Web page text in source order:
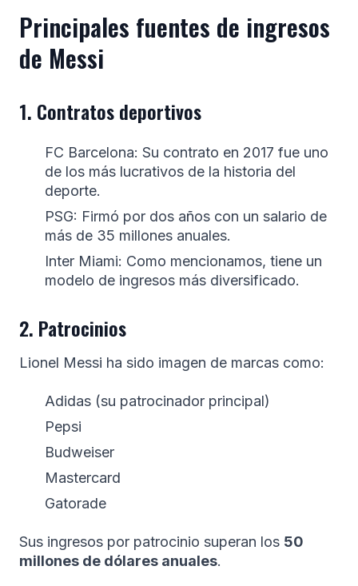
Principales fuentes de ingresos
de Messi
1. Contratos deportivos
FC Barcelona: Su contrato en 2017 fue uno
de los más lucrativos de la historia del
deporte.
PSG: Firmó por dos años con un salario de
más de 35 millones anuales.
Inter Miami: Como mencionamos, tiene un
modelo de ingresos más diversificado.
2. Patrocinios
Lionel Messi ha sido imagen de marcas como:
Adidas (su patrocinador principal)
Pepsi
Budweiser
Mastercard
Gatorade
Sus ingresos por patrocinio superan los 50
millones de dólares anuales.